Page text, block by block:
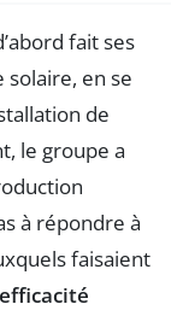
fait ses
solaire, en se
de
le groupe a
à répondre à
faisaient
efficacité